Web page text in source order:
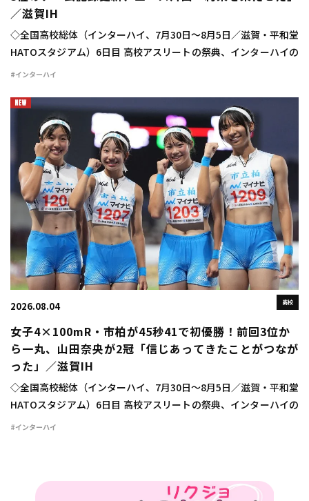
／滋賀IH
◇全国高校総体（インターハイ、7月30日～8月5日／滋賀・平和堂
HATOスタジアム）6日目 高校アスリートの祭典、インターハイの
6日目が行われ、男子4×100mリレーは市船橋（千葉）が高校歴代
#インターハイ
高校
2026.08.04
女子4×100mR・市柏が45秒41で初優勝！前回3位か
ら一丸、山田奈央が2冠「信じあってきたことがつなが
った」／滋賀IH
◇全国高校総体（インターハイ、7月30日～8月5日／滋賀・平和堂
HATOスタジアム）6日目 高校アスリートの祭典、インターハイの
6日目が行われ、女子4×100mリレーは市柏（千葉）が45秒41で
#インターハイ